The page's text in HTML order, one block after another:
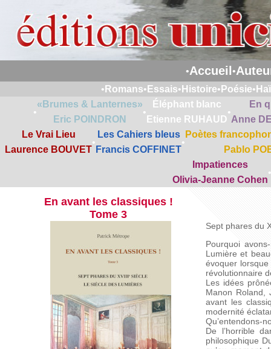
•Accueil •
• Romans• Essais• Histoire• Poésie•
•
«Brumes & Lanternes»
Eric POINDRON
•
Éléphant blanc
Etienne RUHAUD
•
En
Anne
Le Vrai Lieu
Laurence BOUVET
•
Les Cahiers bleus
Francis COFFINET
•
Poètes
Pablo
Impatiences
Olivia-Jeanne Cohen
•
En avant les classiques !
Tome 3
Sept phares du
Pourquoi
Lumière et
évoquer lorsque
révolutionnaire
Les idées
Manon Roland,
avant les
modernité
Qu’entendons-
De l’horrible
philosophique